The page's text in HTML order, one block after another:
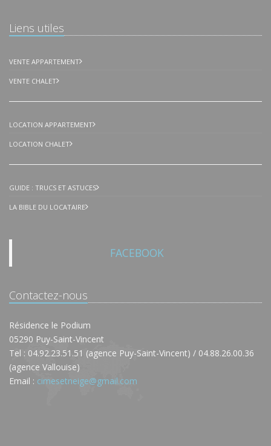
Liens utiles
VENTE APPARTEMENT
VENTE CHALET
LOCATION APPARTEMENT
LOCATION CHALET
GUIDE : TRUCS ET ASTUCES
LA BIBLE DU LOCATAIRE
FACEBOOK
Contactez-nous
Résidence le Podium
05290 Puy-Saint-Vincent
Tel : 04.92.23.51.51 (agence Puy-Saint-Vincent) / 04.88.26.00.36
(agence Vallouise)
Email : cimesetneige@gmail.com